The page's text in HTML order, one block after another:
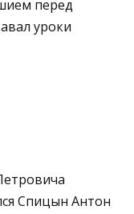
перед
уроки
Спицын Антон